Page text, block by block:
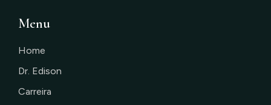
Menu
Home
Dr. Edison
Carreira